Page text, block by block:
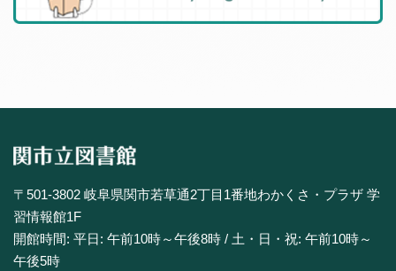
〒501-3802 岐阜県関市若草通2丁目1番地わかくさ・プラザ 学
習情報館1F
開館時間: 平日: 午前10時～午後8時 / 土・日・祝: 午前10時～
午後5時